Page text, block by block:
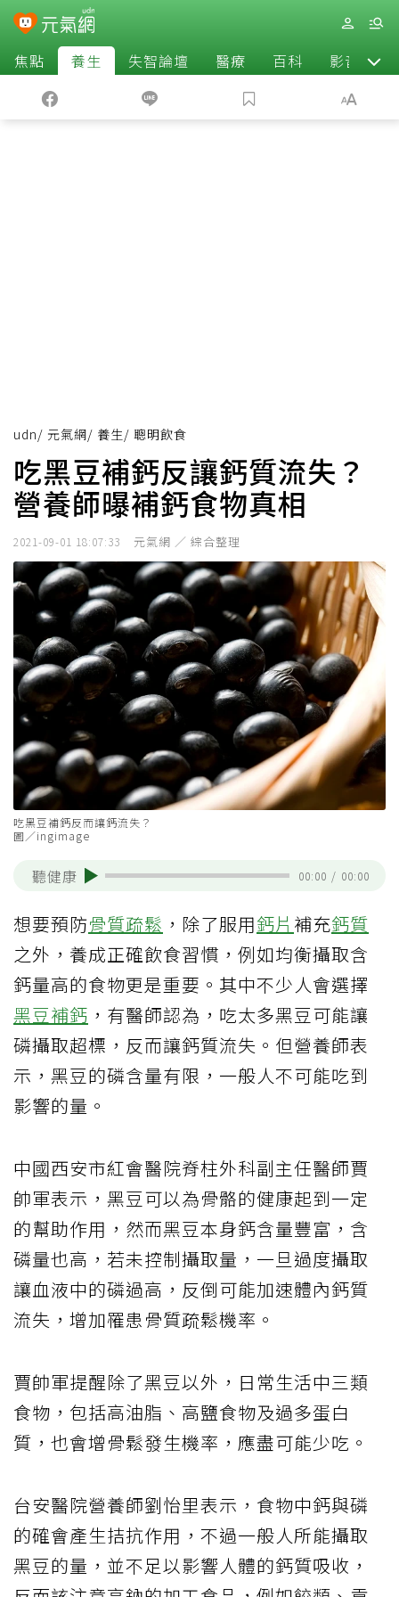
焦點 養生 失智論壇 醫療 百科 影音
udn/ 元氣網/ 養生/ 聰明飲食
吃黑豆補鈣反讓鈣質流失？
營養師曝補鈣食物真相
2021-09-01 18:07:33 元氣網 ／ 綜合整理
吃黑豆補鈣反而讓鈣流失？
圖／ingimage
聽健康 00:00 / 00:00
想要預防骨質疏鬆 ，除了服用鈣片 補充鈣質
之外，養成正確飲食習慣，例如均衡攝取含
鈣量高的食物更是重要。其中不少人會選擇
黑豆補鈣 ，有醫師認為，吃太多黑豆可能讓
磷攝取超標，反而讓鈣質流失。但營養師表
示，黑豆的磷含量有限，一般人不可能吃到
影響的量。
中國西安市紅會醫院脊柱外科副主任醫師賈
帥軍表示，黑豆可以為骨骼的健康起到一定
的幫助作用，然而黑豆本身鈣含量豐富，含
磷量也高，若未控制攝取量，一旦過度攝取
讓血液中的磷過高，反倒可能加速體內鈣質
流失，增加罹患骨質疏鬆機率。
賈帥軍提醒除了黑豆以外，日常生活中三類
食物，包括高油脂、高鹽食物及過多蛋白
質，也會增骨鬆發生機率，應盡可能少吃。
台安醫院營養師劉怡里表示，食物中鈣與磷
的確會產生拮抗作用，不過一般人所能攝取
黑豆的量，並不足以影響人體的鈣質吸收，